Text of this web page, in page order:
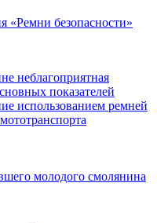
«Ремни безопасности»
неблагоприятная
показателей
использованием ремней
молодого смолянина